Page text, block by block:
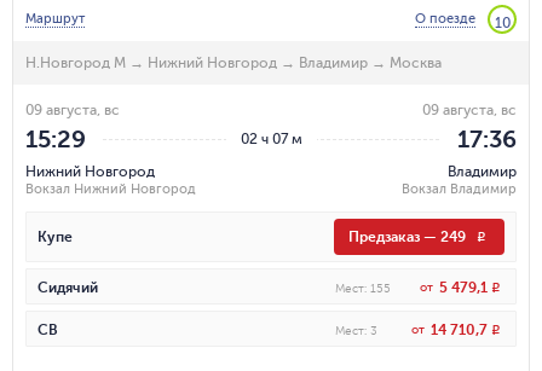
Маршрут
О поезде 10
Н.Новгород М → Нижний Новгород → Владимир → Москва
02 ч 07 м
09 августа, вс
15:29
Нижний Новгород
Вокзал Нижний Новгород
09 августа, вс
17:36
Владимир
Вокзал Владимир
Купе Предзаказ — 249 R
Сидячий Мест: 155 от 5 479,1 R
СВ Мест: 3 от 14 710,7 R